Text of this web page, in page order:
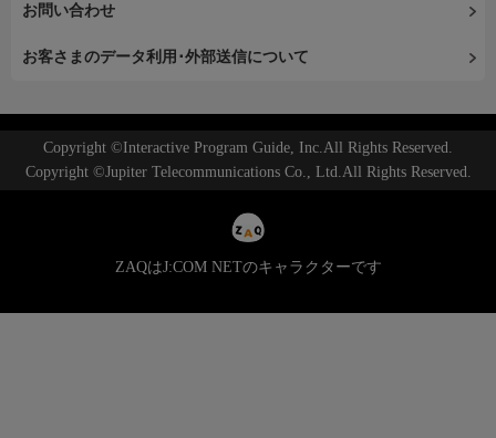
お問い合わせ
お客さまのデータ利用･外部送信について
Copyright ©Interactive Program Guide, Inc.All Rights Reserved.
Copyright ©Jupiter Telecommunications Co., Ltd.All Rights Reserved.
ZAQはJ:COM NETのキャラクターです